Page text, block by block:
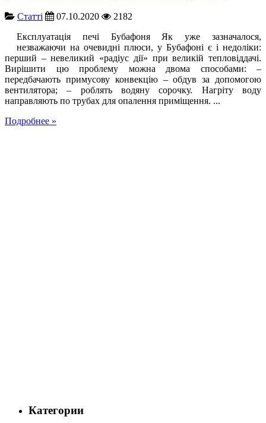
Cтатті 07.10.2020
2182
Експлуатація печі Бубафоня Як уже зазначалося,
незважаючи на очевидні плюси, у Бубафоні є і недоліки:
перший – невеликий «радіус дії» при великій тепловіддачі.
Вирішити цю проблему можна двома способами: –
передбачають примусову конвекцію – обдув за допомогою
вентилятора; – роблять водяну сорочку. Нагріту воду
направляють по трубах для опалення приміщення. ...
Подробнее »
Категории